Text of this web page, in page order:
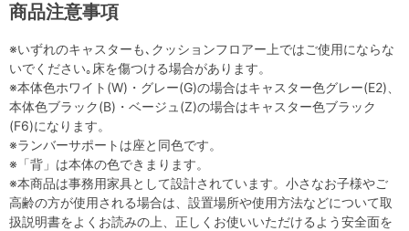
商品注意事項
※いずれのキャスターも､クッションフロアー上ではご使用にならな
いでください｡床を傷つける場合があります。
※本体色ホワイト(W)・グレー(G)の場合はキャスター色グレー(E2)、
本体色ブラック(B)・ベージュ(Z)の場合はキャスター色ブラック
(F6)になります。
※ランバーサポートは座と同色です。
※「背」は本体の色できまります。
※本商品は事務用家具として設計されています。小さなお子様やご
高齢の方が使用される場合は、設置場所や使用方法などについて取
扱説明書をよくお読みの上、正しくお使いいただけるよう安全面を